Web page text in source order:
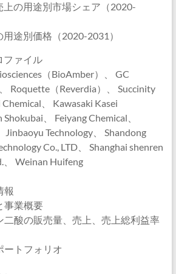
の用途別市場シェア（2020-
途別価格（2020-2031）
ファイル
（BioAmber）、 GC
Roquette（Reverdia）、 Succinity
、 Kawasaki Kasei
、 Feiyang Chemical、
Jinbaoyu Technology、 Shandong
Co., LTD、 Shanghai shenren
、 Weinan Huifeng
報
事業概要
二酸の販売量、売上、売上総利益率
ートフォリオ